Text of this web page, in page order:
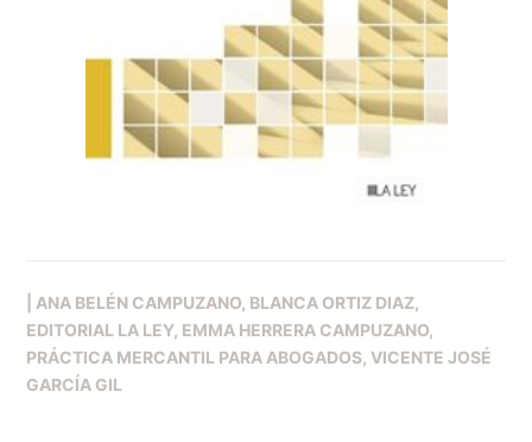
ANA BELÉN CAMPUZANO BLANCA ORTIZ DIAZ
EDITORIAL LA LEY EMMA HERRERA CAMPUZANO
PRÁCTICA MERCANTIL PARA ABOGADOS VICENTE JOSÉ
GARCÍA GIL